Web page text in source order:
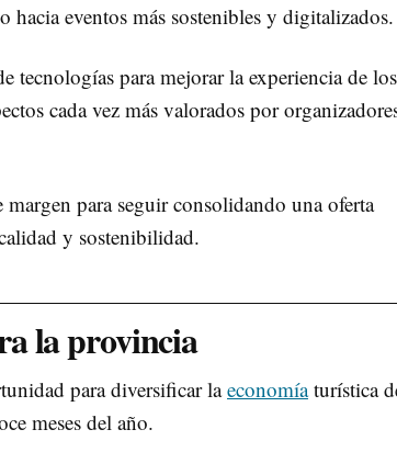
hacia eventos más sostenibles y digitalizados.
tecnologías para mejorar la experiencia de los
cada vez más valorados por
para seguir consolidando una oferta
y sostenibilidad.
la provincia
para diversificar laeconomíaturística
meses del año.